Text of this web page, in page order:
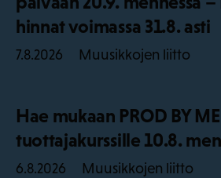
hinnat voimassa 31.8. asti
7.8.2026 Muusikkojen liitto
Hae mukaan PROD BY
tuottajakurssille 10.8.
6.8.2026 Muusikkojen liitto